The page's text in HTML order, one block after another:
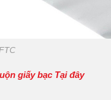
giấy bạc Tại đây